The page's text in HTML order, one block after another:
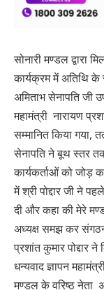
सोनारी मण्डल द्वारा
कार्यक्रम में अतिथि के
अमिताभ सेनापति जी
महामंत्री नारायण
सम्मानित किया गया,
सेनापति ने बूथ स्तर
कार्यकर्ताओं को जोड़
में श्री पोद्दार जी ने
दी और कहा की मेरे
अध्यक्ष समझ कर
प्रशांत कुमार
धन्यवाद ज्ञापन
मण्डल के वरिष्ठ नेता